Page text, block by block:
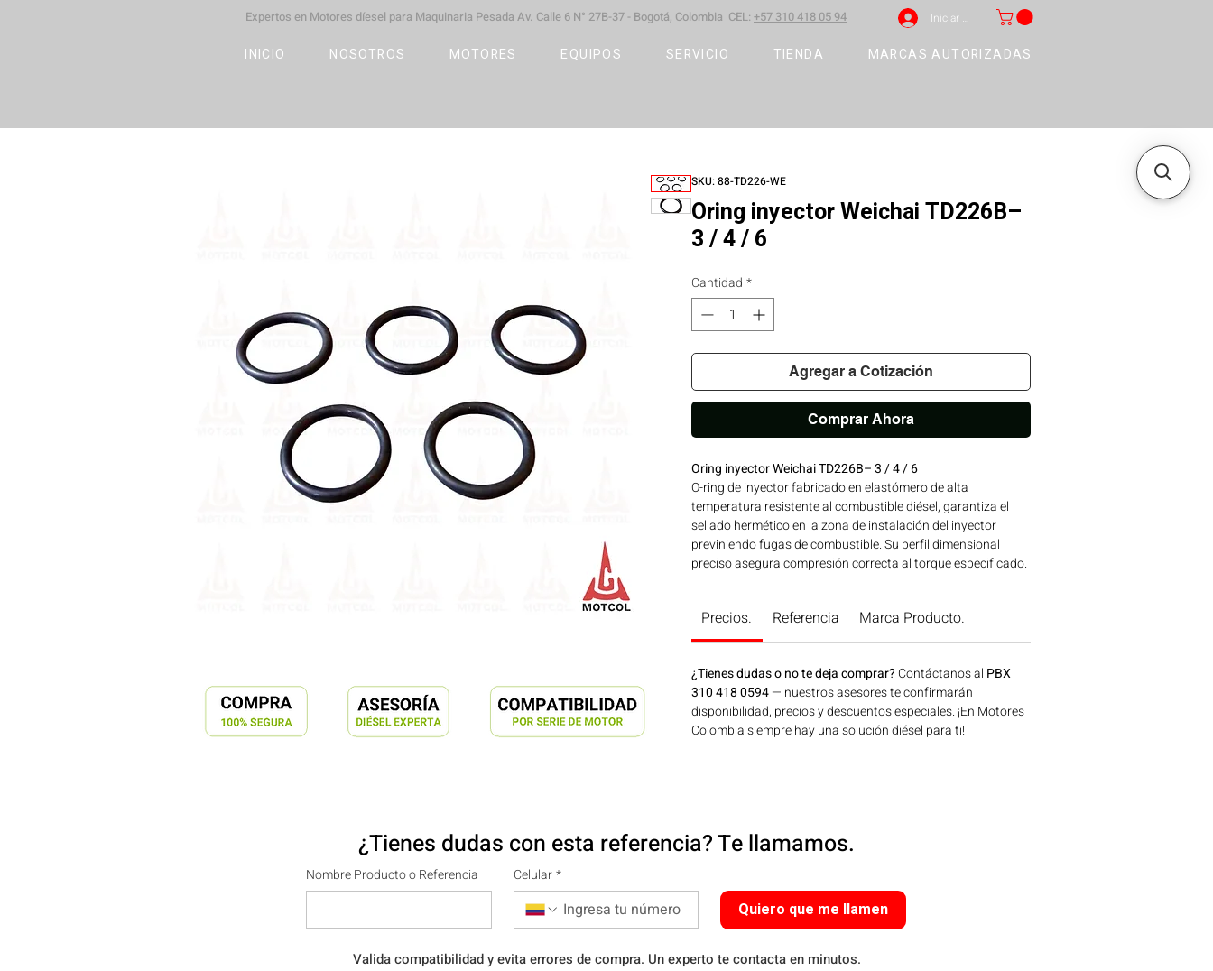
Expertos en Motores díesel para Maquinaria Pesada Av. Calle 6 N° 27B-37 - Bogotá, Colombia CEL: +57 310 418 05 94 Iniciar sesión
INICIO NOSOTROS MOTORES EQUIPOS SERVICIO TIENDA MARCAS AUTORIZADAS
SKU: 88-TD226-WE
Oring inyector Weichai TD226B–
3 / 4 / 6
Cantidad *
Agregar a Cotización
Comprar Ahora
Oring inyector Weichai TD226B– 3 / 4 / 6
O-ring de inyector fabricado en elastómero de alta
temperatura resistente al combustible diésel, garantiza el
sellado hermético en la zona de instalación del inyector
previniendo fugas de combustible. Su perfil dimensional
preciso asegura compresión correcta al torque especificado.
Compatibilidad: SERIES TD226 | Línea: WEICHAI Ideal para
aplicaciones en maquinaria agrícola, construcción, minería y
Consíguelo ahora en Motores Colombia.
Precios. Referencia Marca Producto.
¿Tienes dudas o no te deja comprar? Contáctanos al PBX
310 418 0594— nuestros asesores te confirmarán
disponibilidad, precios y descuentos especiales. ¡En Motores
Colombia siempre hay una solución diésel para ti!
¿Tienes dudas con esta referencia? Te llamamos.
Nombre Producto o Referencia Celular *
Quiero que me llamen
Valida compatibilidad y evita errores de compra. Un experto te contacta en minutos.